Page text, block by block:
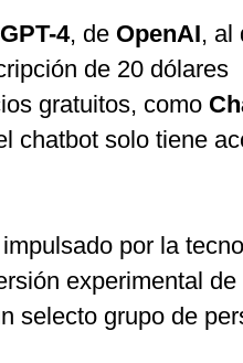
GPT-4, de OpenAI, al
de 20 dólares
gratuitos, como
chatbot solo tiene
impulsado por la
experimental de
selecto grupo de